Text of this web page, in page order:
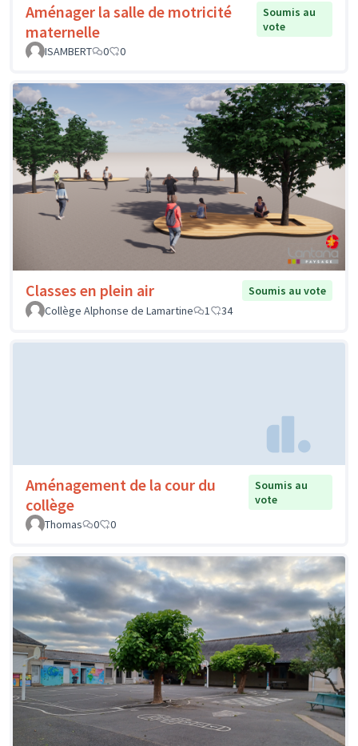
Aménager la salle de motricité
maternelle
Soumis au
vote
ISAMBERT
0 0
Classes en plein air
Soumis au vote
Collège Alphonse de Lamartine
1 34
Aménagement de la cour du
collège
Soumis au
vote
Thomas
0 0